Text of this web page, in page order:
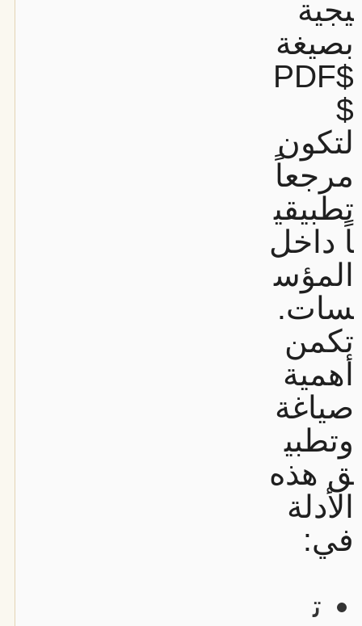
يجية
بصيغة
$PDF
$
لتكون
مرجعاً
تطبيقي
اً داخل
المؤس
سات.
تكمن
أهمية
صياغة
وتطبي
ق هذه
الأدلة
في:
ت